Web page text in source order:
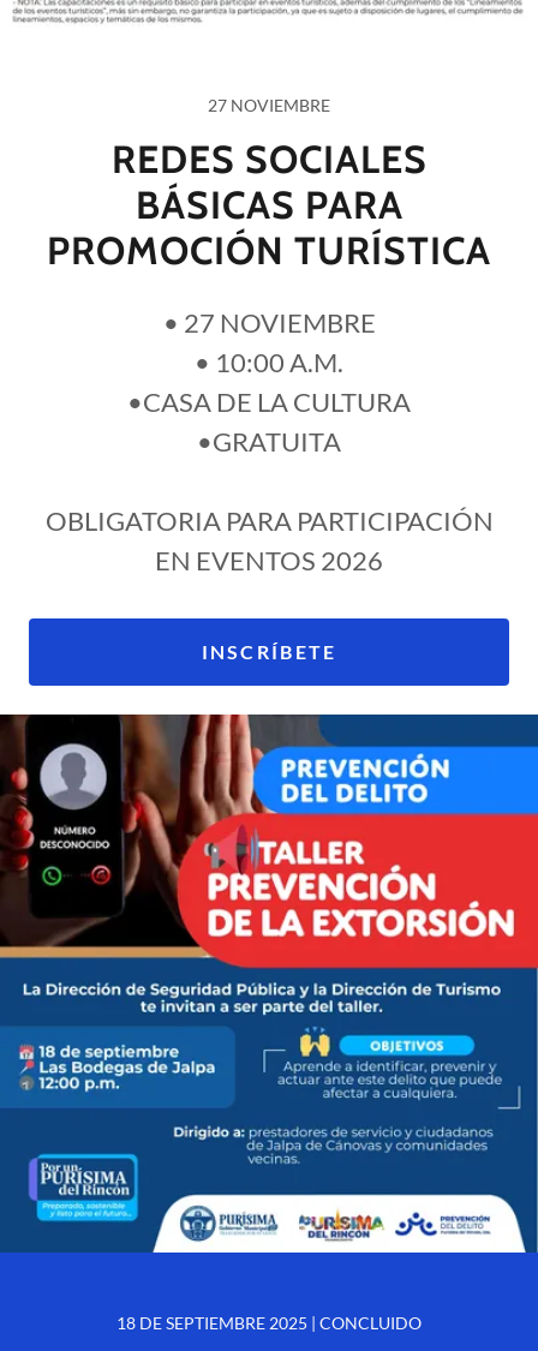
27 NOVIEMBRE
REDES SOCIALES
BÁSICAS PARA
PROMOCIÓN TURÍSTICA
• 27 NOVIEMBRE
• 10:00 A.M.
•CASA DE LA CULTURA
•GRATUITA
OBLIGATORIA PARA PARTICIPACIÓN
EN EVENTOS 2026
INSCRÍBETE
18 DE SEPTIEMBRE 2025 | CONCLUIDO